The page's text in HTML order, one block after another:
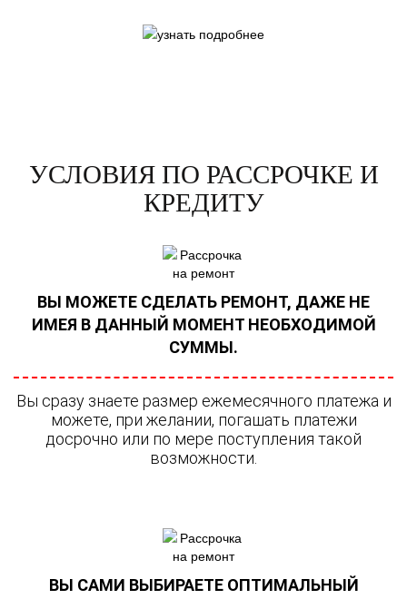
УСЛОВИЯ ПО РАССРОЧКЕ И
КРЕДИТУ
ВЫ МОЖЕТЕ СДЕЛАТЬ РЕМОНТ, ДАЖЕ НЕ
ИМЕЯ В ДАННЫЙ МОМЕНТ НЕОБХОДИМОЙ
СУММЫ.
Вы сразу знаете размер ежемесячного платежа и
можете, при желании, погашать платежи
досрочно или по мере поступления такой
возможности.
ВЫ САМИ ВЫБИРАЕТЕ ОПТИМАЛЬНЫЙ